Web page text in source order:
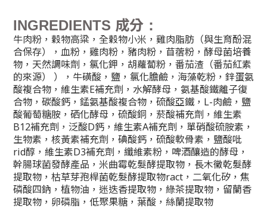
INGREDIENTS 成分 ：
牛肉粉，穀物高粱，全穀物小米，雞肉脂肪（與生育酚混
合保存），血粉，雞肉粉，豬肉粉，苜蓿粉，酵母菌培養
物，天然調味劑，氯化鉀，胡蘿蔔粉，番茄渣（番茄紅素
的來源） ），牛磺酸，鹽，氯化膽鹼，海藻乾粉，鋅蛋氨
酸複合物，維生素E補充劑，水解酵母，氨基酸鐵離子復
合物，碳酸鈣，錳氨基酸複合物，硫酸亞鐵，L-肉鹼，鹽
酸葡萄糖胺，硒化酵母，硫酸銅，菸酸補充劑，維生素
B12補充劑，泛酸D鈣，維生素A補充劑，單硝酸硫胺素，
生物素，核黃素補充劑，碘酸鈣，硫酸軟骨素，鹽酸吡
rid醇，維生素D3補充劑，纖維素粉，啤酒釀造的酵母，
幹腸球菌發酵產品，米曲霉乾髮酵提取物，長木黴乾髮酵
提取物，枯草芽孢桿菌乾髮酵提取物ract，二氧化矽，焦
磷酸四鈉，植物油，迷迭香提取物，綠茶提取物，留蘭香
提取物，卵磷脂，低聚果糖，葉酸，絲蘭提取物